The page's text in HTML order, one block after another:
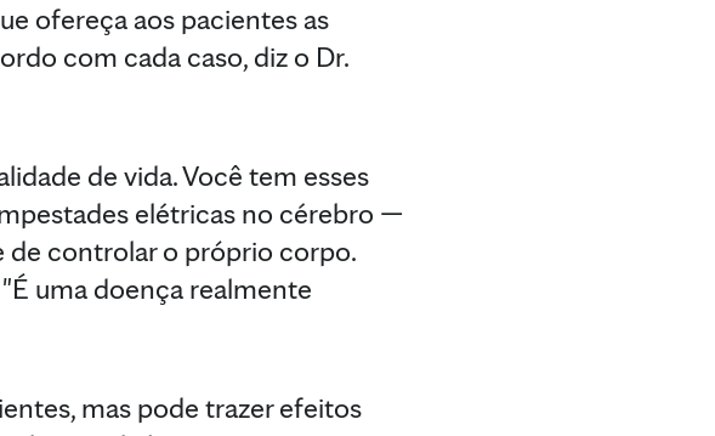
ofereça aos pacientes as
com cada caso, diz o Dr.
de vida. Você tem esses
elétricas no cérebro —
de controlar o próprio corpo.
uma doença realmente
mas pode trazer efeitos